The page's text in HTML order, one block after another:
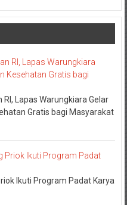
Lapas Warungkiara Gelar
Gratis bagi Masyarakat
Ikuti Program Padat Karya